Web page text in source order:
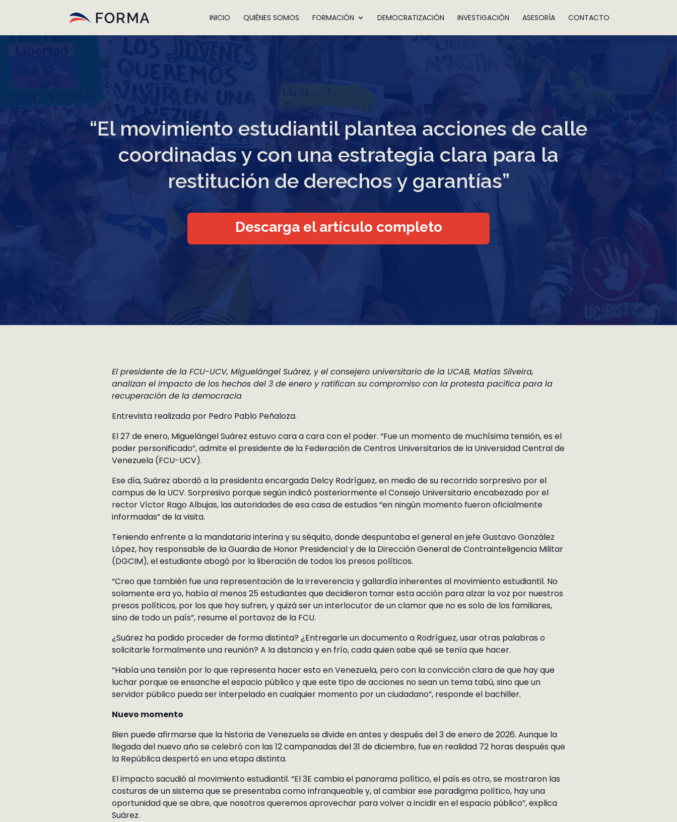
INICIO QUIÉNES SOMOS FORMACIÓN DEMOCRATIZACIÓN INVESTIGACIÓN ASESORÍA CONTACTO
“El movimiento estudiantil plantea acciones de calle
coordinadas y con una estrategia clara para la
restitución de derechos y garantías”
Descarga el artículo completo
El presidente de la FCU-UCV, Miguelángel Suárez, y el consejero universitario de la UCAB, Matías Silveira,
analizan el impacto de los hechos del 3 de enero y ratifican su compromiso con la protesta pacífica para la
recuperación de la democracia
Entrevista realizada por Pedro Pablo Peñaloza.
El 27 de enero, Miguelángel Suárez estuvo cara a cara con el poder. “Fue un momento de muchísima tensión, es el
poder personificado”, admite el presidente de la Federación de Centros Universitarios de la Universidad Central de
Venezuela (FCU-UCV).
Ese día, Suárez abordó a la presidenta encargada Delcy Rodríguez, en medio de su recorrido sorpresivo por el
campus de la UCV. Sorpresivo porque según indicó posteriormente el Consejo Universitario encabezado por el
rector Víctor Rago Albujas, las autoridades de esa casa de estudios “en ningún momento fueron oficialmente
informadas” de la visita.
Teniendo enfrente a la mandataria interina y su séquito, donde despuntaba el general en jefe Gustavo González
López, hoy responsable de la Guardia de Honor Presidencial y de la Dirección General de Contrainteligencia Militar
(DGCIM), el estudiante abogó por la liberación de todos los presos políticos.
“Creo que también fue una representación de la irreverencia y gallardía inherentes al movimiento estudiantil. No
solamente era yo, había al menos 25 estudiantes que decidieron tomar esta acción para alzar la voz por nuestros
presos políticos, por los que hoy sufren, y quizá ser un interlocutor de un clamor que no es solo de los familiares,
sino de todo un país”, resume el portavoz de la FCU.
¿Suárez ha podido proceder de forma distinta? ¿Entregarle un documento a Rodríguez, usar otras palabras o
solicitarle formalmente una reunión? A la distancia y en frío, cada quien sabe qué se tenía que hacer.
“Había una tensión por lo que representa hacer esto en Venezuela, pero con la convicción clara de que hay que
luchar porque se ensanche el espacio público y que este tipo de acciones no sean un tema tabú, sino que un
servidor público pueda ser interpelado en cualquier momento por un ciudadano”, responde el bachiller.
Nuevo momento
Bien puede afirmarse que la historia de Venezuela se divide en antes y después del 3 de enero de 2026. Aunque la
llegada del nuevo año se celebró con las 12 campanadas del 31 de diciembre, fue en realidad 72 horas después que
la República despertó en una etapa distinta.
El impacto sacudió al movimiento estudiantil. “El 3E cambia el panorama político, el país es otro, se mostraron las
costuras de un sistema que se presentaba como infranqueable y, al cambiar ese paradigma político, hay una
oportunidad que se abre, que nosotros queremos aprovechar para volver a incidir en el espacio público”, explica
Suárez.